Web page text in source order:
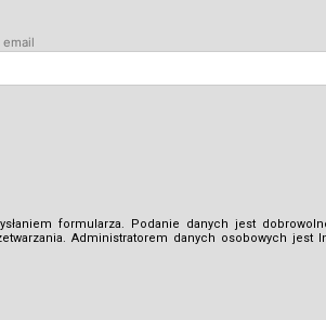
formularza. Podanie danych jest
Administratorem danych osobowych jest